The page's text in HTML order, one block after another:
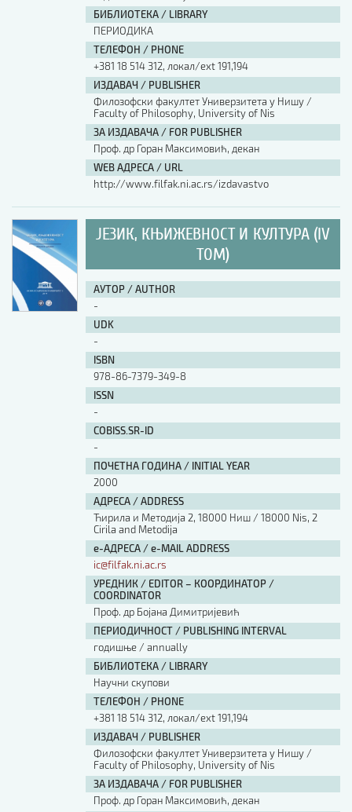
БИБЛИОТЕКА / LIBRARY
ПЕРИОДИКА
ТЕЛЕФОН / PHONE
+381 18 514 312, локал/ext 191,194
ИЗДАВАЧ / PUBLISHER
Филозофски факултет Универзитета у Нишу /
Faculty of Philosophy, University of Nis
ЗА ИЗДАВАЧА / FOR PUBLISHER
Проф. др Горан Максимовић, декан
WEB АДРЕСА / URL
http://www.filfak.ni.ac.rs/izdavastvo
ЈЕЗИК, КЊИЖЕВНОСТ И КУЛТУРА (IV
ТОМ)
АУТОР / AUTHOR
-
UDK
-
ISBN
978-86-7379-349-8
ISSN
-
COBISS.SR-ID
-
ПОЧЕТНА ГОДИНА / INITIAL YEAR
2000
АДРЕСА / ADDRESS
Ћирила и Методија 2, 18000 Ниш / 18000 Nis, 2
Cirila and Metodija
е-АДРЕСА / e-MAIL ADDRESS
ic@filfak.ni.ac.rs
УРЕДНИК / EDITOR – КООРДИНАТОР /
COORDINATOR
Проф. др Бојана Димитријевић
ПЕРИОДИЧНОСТ / PUBLISHING INTERVAL
годишње / annually
БИБЛИОТЕКА / LIBRARY
Научни скупови
ТЕЛЕФОН / PHONE
+381 18 514 312, локал/ext 191,194
ИЗДАВАЧ / PUBLISHER
Филозофски факултет Универзитета у Нишу /
Faculty of Philosophy, University of Nis
ЗА ИЗДАВАЧА / FOR PUBLISHER
Проф. др Горан Максимовић, декан